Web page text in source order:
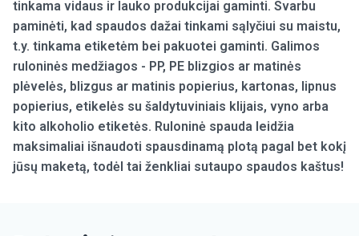
tinkama vidaus ir lauko produkcijai gaminti. Svarbu
paminėti, kad spaudos dažai tinkami sąlyčiui su maistu,
t.y. tinkama etiketėm bei pakuotei gaminti. Galimos
ruloninės medžiagos - PP, PE blizgios ar matinės
plėvelės, blizgus ar matinis popierius, kartonas, lipnus
popierius, etikelės su šaldytuviniais klijais, vyno arba
kito alkoholio etiketės. Ruloninė spauda leidžia
maksimaliai išnaudoti spausdinamą plotą pagal bet kokį
jūsų maketą, todėl tai ženkliai sutaupo spaudos kaštus!